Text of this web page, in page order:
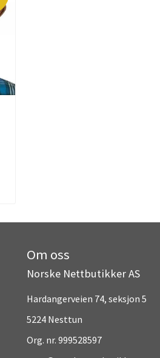
Om oss
Norske Nettbutikker AS
Hardangerveien 74, seksjon 5
5224 Nesttun
Org. nr. 999528597